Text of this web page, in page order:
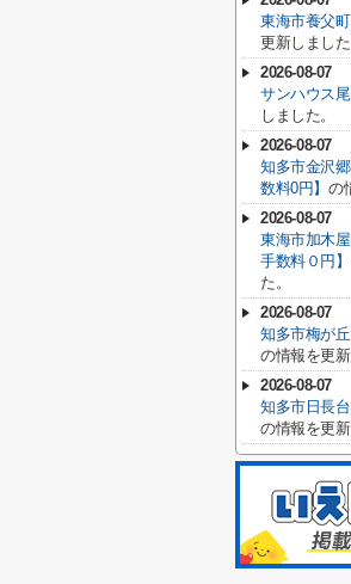
東海市養父
更新しました
2026-08-07
サンハウス
しました。
2026-08-07
知多市金沢
数料0円】の
2026-08-07
東海市加木
手数料０円】
た。
2026-08-07
知多市梅が
の情報を更新
2026-08-07
知多市日長
の情報を更新